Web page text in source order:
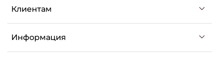
Клиентам
Информация